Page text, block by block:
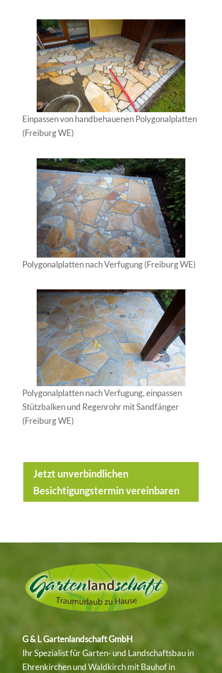
Einpassen von handbehauenen Polygonalplatten
(Freiburg WE)
Polygonalplatten nach Verfugung (Freiburg WE)
Polygonalplatten nach Verfugung, einpassen
Stützbalken und Regenrohr mit Sandfänger
(Freiburg WE)
Jetzt unverbindlichen
Besichtigungstermin vereinbaren
G & L Gartenlandschaft GmbH
Ihr Spezialist für Garten- und Landschaftsbau in
EhrenkirchenundWaldkirchmit Bauhof in